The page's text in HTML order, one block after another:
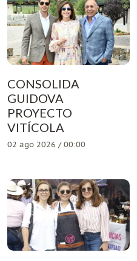
CONSOLIDA
GUIDOVA
PROYECTO
VITÍCOLA
02 ago 2026 / 00:00